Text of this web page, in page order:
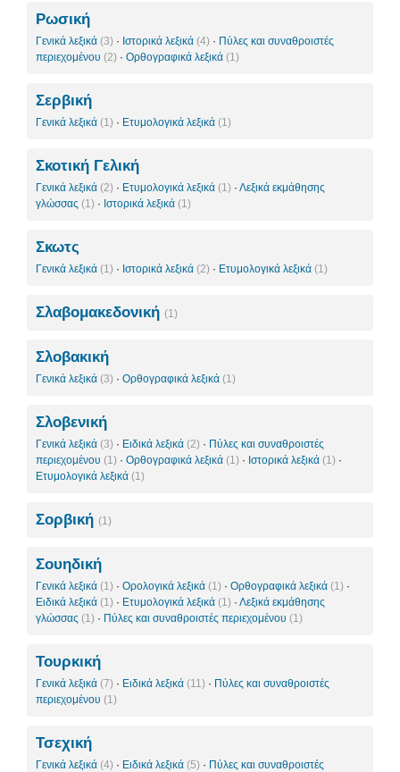
Ρωσική
Γενικά λεξικά (3) · Ιστορικά λεξικά (4) · Πύλες και συναθροιστές
περιεχομένου (2) · Ορθογραφικά λεξικά (1)
Σερβική
Γενικά λεξικά (1) · Ετυμολογικά λεξικά (1)
Σκοτική Γελική
Γενικά λεξικά (2) · Ετυμολογικά λεξικά (1) · Λεξικά εκμάθησης
γλώσσας (1) · Ιστορικά λεξικά (1)
Σκωτς
Γενικά λεξικά (1) · Ιστορικά λεξικά (2) · Ετυμολογικά λεξικά (1)
Σλαβομακεδονική (1)
Σλοβακική
Γενικά λεξικά (3) · Ορθογραφικά λεξικά (1)
Σλοβενική
Γενικά λεξικά (3) · Ειδικά λεξικά (2) · Πύλες και συναθροιστές
περιεχομένου (1) · Ορθογραφικά λεξικά (1) · Ιστορικά λεξικά (1) ·
Ετυμολογικά λεξικά (1)
Σορβική (1)
Σουηδική
Γενικά λεξικά (1) · Ορολογικά λεξικά (1) · Ορθογραφικά λεξικά (1) ·
Ειδικά λεξικά (1) · Ετυμολογικά λεξικά (1) · Λεξικά εκμάθησης
γλώσσας (1) · Πύλες και συναθροιστές περιεχομένου (1)
Τουρκική
Γενικά λεξικά (7) · Ειδικά λεξικά (11) · Πύλες και συναθροιστές
περιεχομένου (1)
Τσεχική
Γενικά λεξικά (4) · Ειδικά λεξικά (5) · Πύλες και συναθροιστές